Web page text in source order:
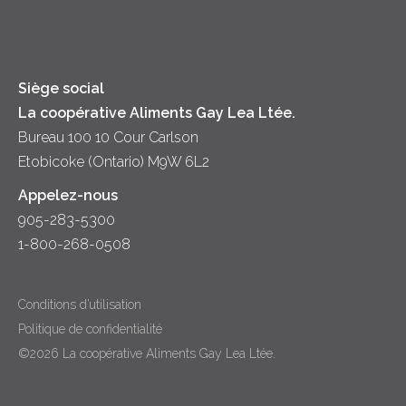
Siège social
La coopérative Aliments Gay Lea Ltée.
Bureau 100 10 Cour Carlson
Etobicoke (Ontario) M9W 6L2
Appelez-nous
905-283-5300
1-800-268-0508
Conditions d’utilisation
Politique de confidentialité
©2026 La coopérative Aliments Gay Lea Ltée.